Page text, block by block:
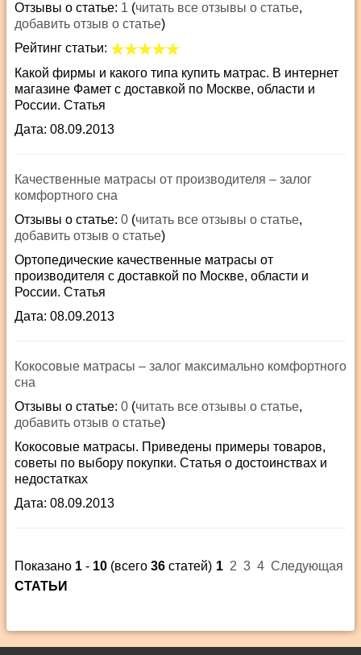
Отзывы о статье: 1 (читать все отзывы о статье,
добавить отзыв о статье)
Рейтинг статьи:
Какой фирмы и какого типа купить матрас. В интернет
магазине Фамет с доставкой по Москве, области и
России. Статья
Дата: 08.09.2013
Качественные матрасы от производителя – залог
комфортного сна
Отзывы о статье: 0 (читать все отзывы о статье,
добавить отзыв о статье)
Ортопедические качественные матрасы от
производителя с доставкой по Москве, области и
России. Статья
Дата: 08.09.2013
Кокосовые матрасы – залог максимально комфортного
сна
Отзывы о статье: 0 (читать все отзывы о статье,
добавить отзыв о статье)
Кокосовые матрасы. Приведены примеры товаров,
советы по выбору покупки. Статья о достоинствах и
недостатках
Дата: 08.09.2013
1 2 3 4 Следующая
Показано 1 - 10 (всего 36 статей)
СТАТЬИ